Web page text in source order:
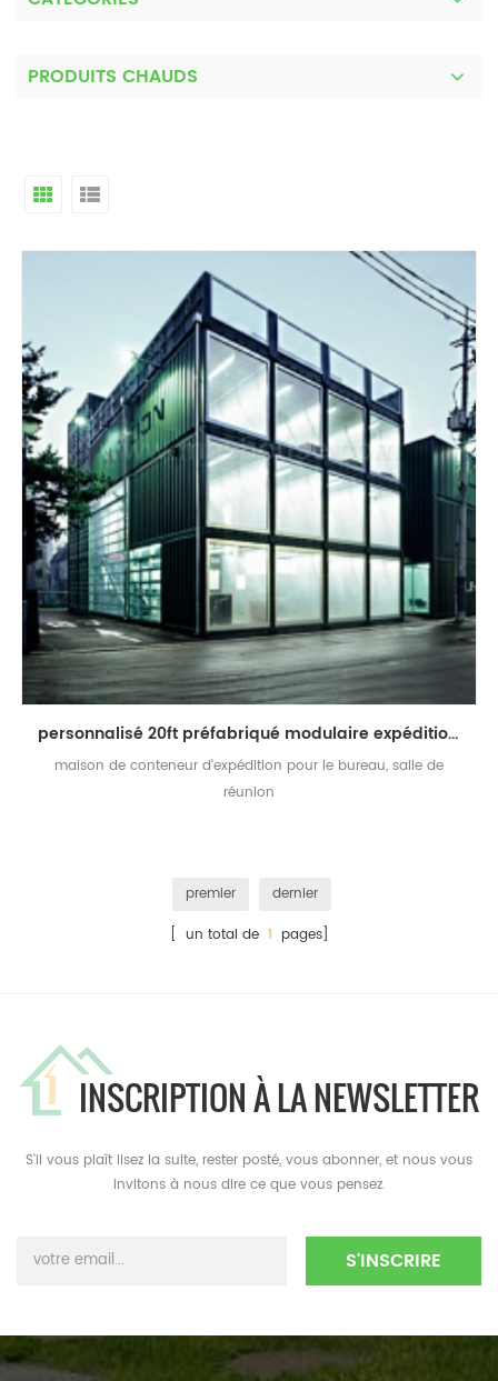
PRODUITS CHAUDS
personnalisé 20ft préfabriqué modulaire expédition conteneur site bureau
maison de conteneur d'expédition pour le bureau, salle de
réunion
premier
dernier
[ un total de 1 pages]
INSCRIPTION À LA NEWSLETTER
S'il vous plaît lisez la suite, rester posté, vous abonner, et nous vous
invitons à nous dire ce que vous pensez.